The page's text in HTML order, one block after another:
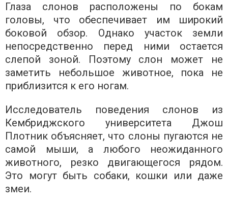
Глаза слонов расположены по бокам
головы, что обеспечивает им широкий
боковой обзор. Однако участок земли
непосредственно перед ними остается
слепой зоной. Поэтому слон может не
заметить небольшое животное, пока не
приблизится к его ногам.
Исследователь поведения слонов из
Кембриджского университета Джош
Плотник объясняет, что слоны пугаются не
самой мыши, а любого неожиданного
животного, резко двигающегося рядом.
Это могут быть собаки, кошки или даже
змеи.